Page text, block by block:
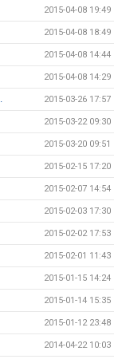
2015-04-08 19:49
2015-04-08 18:49
2015-04-08 14:44
2015-04-08 14:29
2015-03-26 17:57
2015-03-22 09:30
2015-03-20 09:51
2015-02-15 17:20
2015-02-07 14:54
2015-02-03 17:30
2015-02-02 17:53
2015-02-01 11:43
2015-01-15 14:24
2015-01-14 15:35
2015-01-12 23:48
2014-04-22 10:03